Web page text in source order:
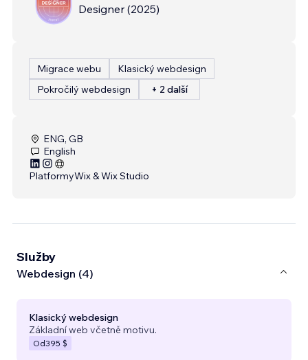
Designer (2025)
Migrace webu
Klasický webdesign
Pokročilý webdesign
+ 2 další
ENG, GB
English
PlatformyWix & Wix Studio
Služby
Webdesign (4)
Klasický webdesign
Základní web včetně motivu.
Od395 $